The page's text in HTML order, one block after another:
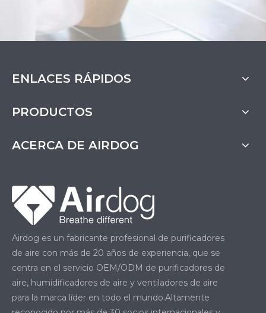
ENLACES RÁPIDOS
PRODUCTOS
ACERCA DE AIRDOG
Airdog es un fabricante profesional de purificadores
de aire con más de 20 años de experiencia, que se
centra en el servicio OEM/ODM de purificadores de
aire, humidificadores de aire y ventiladores de aire
para la marca líder en todo el mundo.Altamente